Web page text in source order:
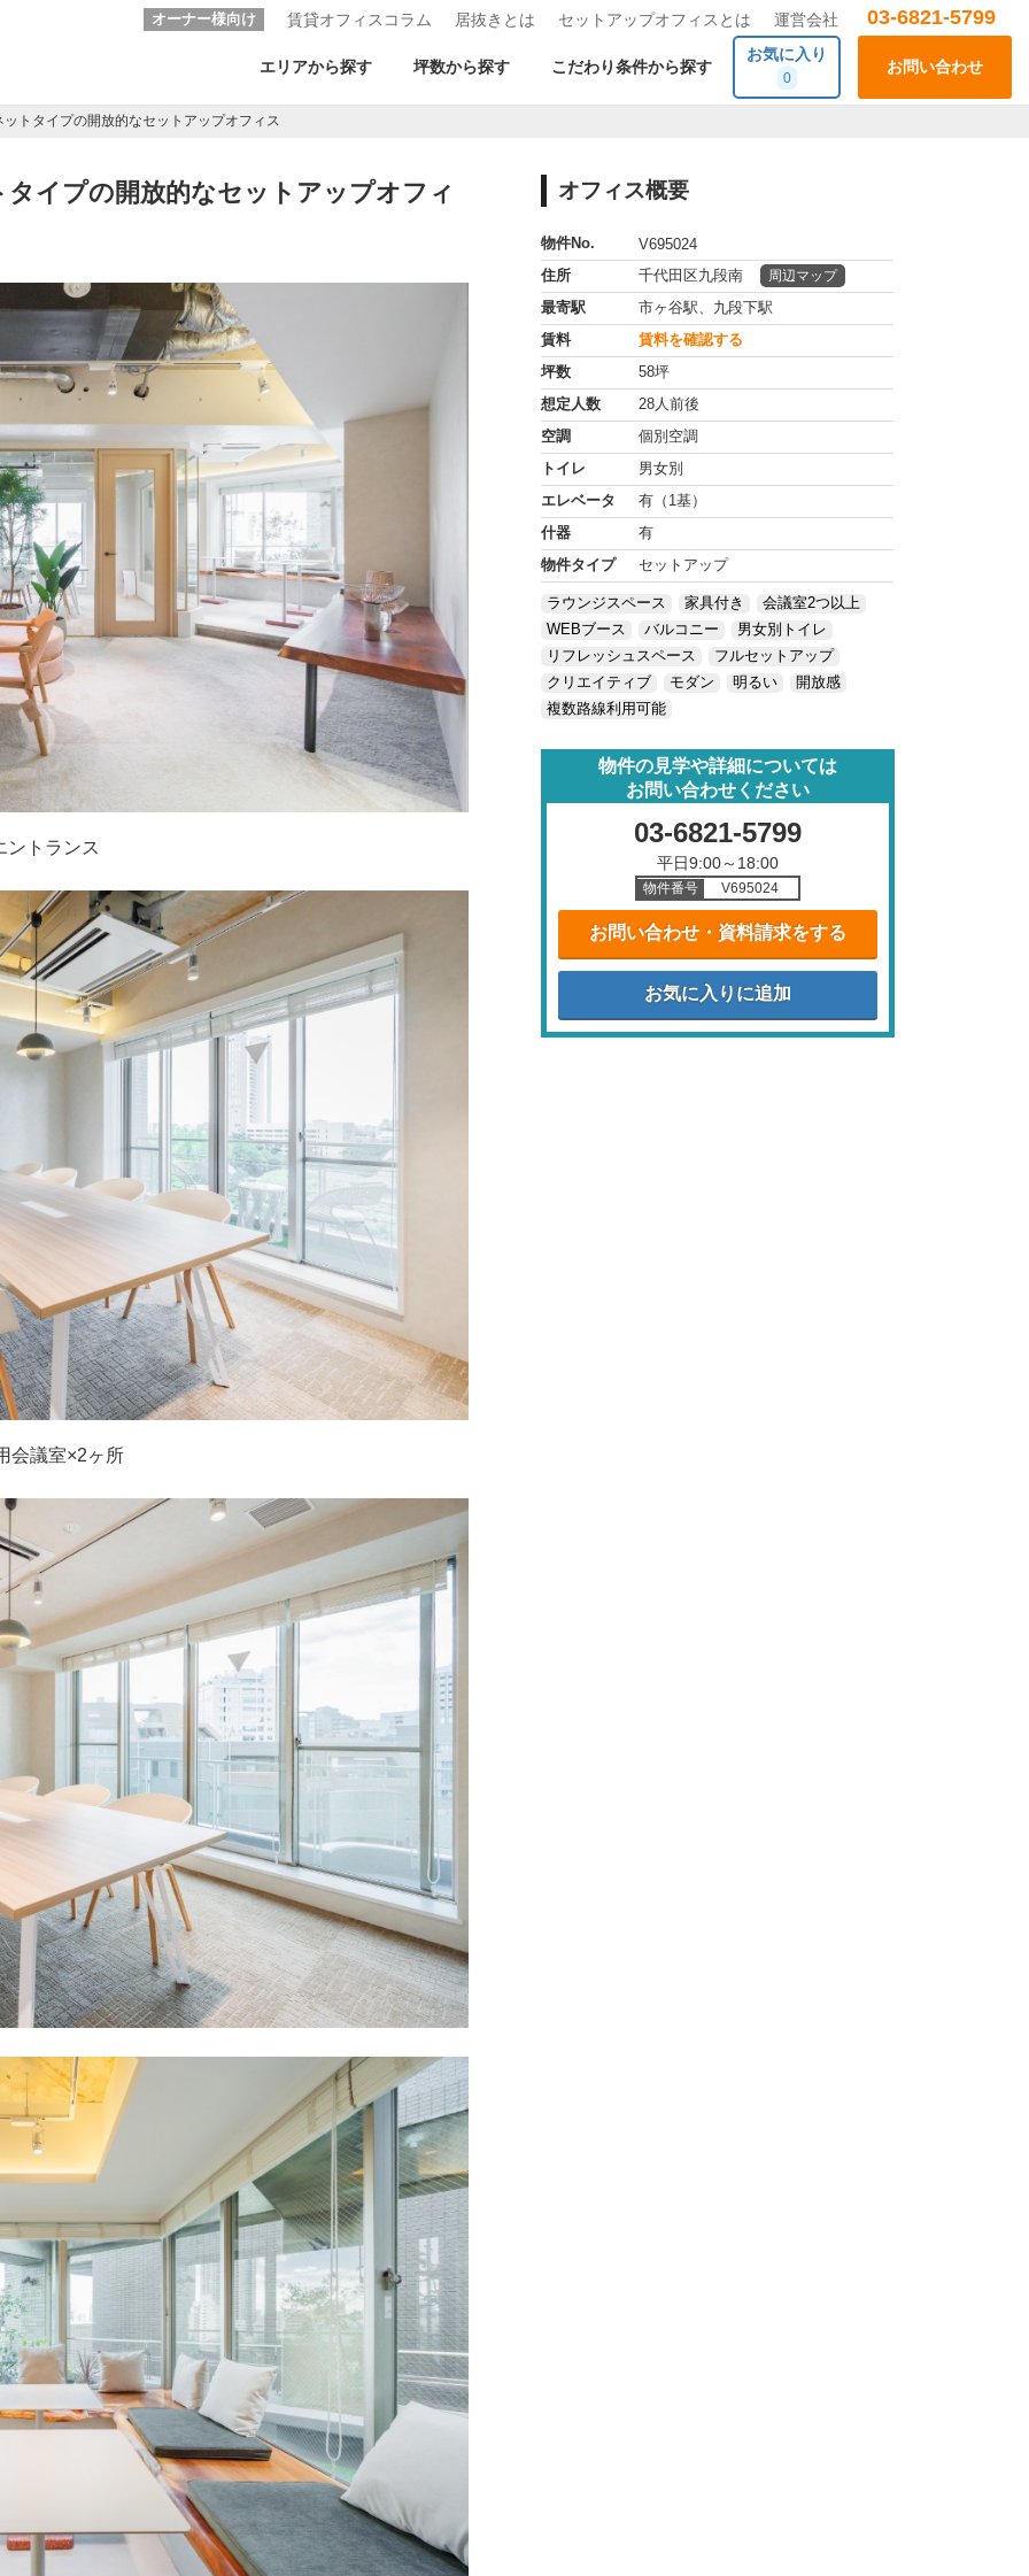
オーナー様向け 賃貸オフィスコラム 居抜きとは セットアップオフィスとは 運営会社 03-6821-5799
エリアから探す 坪数から探す こだわり条件から探す
お気に入り
0
お問い合わせ
トタイプの開放的なセットアップオフィス
イプの開放的なセットアップオフィ
ントランス
会議室×2ヶ所
オフィス概要
物件No.
V695024
住所
千代田区九段南 周辺マップ
最寄駅
市ヶ谷駅、九段下駅
賃料
賃料を確認する
坪数
58坪
想定人数
28人前後
空調
個別空調
トイレ
男女別
エレベータ
有（1基）
什器
有
物件タイプ
セットアップ
ラウンジスペース 家具付き
会議室2つ以上
WEBブース
バルコニー
男女別トイレ
リフレッシュスペース
フルセットアップ
クリエイティブ
モダン 明るい
開放感
複数路線利用可能
物件の見学や詳細については
お問い合わせください
03-6821-5799
平日9:00～18:00
物件番号 V695024
お問い合わせ・資料請求をする